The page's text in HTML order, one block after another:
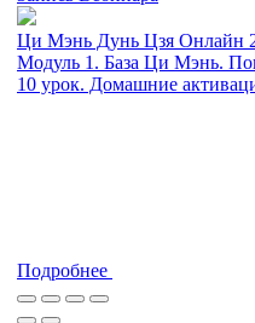
Ци Мэнь Дунь Цзя Онлайн
Модуль 1. База Ци Мэнь.
10 урок. Домашние
Подробнее